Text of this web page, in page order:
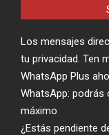
Los mensajes
tu privacidad. Ten
WhatsApp Plus
WhatsApp: podrás
máximo
¿Estás pendiente